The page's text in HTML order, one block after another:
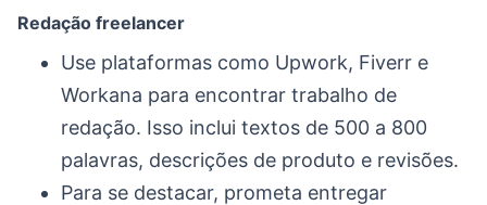
Redação freelancer
Use plataformas como Upwork, Fiverr e
Workana para encontrar trabalho de
redação. Isso inclui textos de 500 a 800
palavras, descrições de produto e revisões.
Para se destacar, prometa entregar